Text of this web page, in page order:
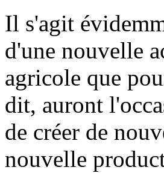
Il s'agit
d'une nouvelle
agricole que
dit, auront
de créer de
nouvelle